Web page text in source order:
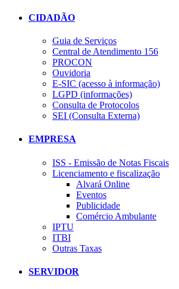
CIDADÃO
Guia de Serviços
Central de Atendimento 156
PROCON
Ouvidoria
E-SIC (acesso à informação)
LGPD (informações)
Consulta de Protocolos
SEI (Consulta Externa)
EMPRESA
ISS - Emissão de Notas Fiscais
Licenciamento e fiscalização
Alvará Online
Eventos
Publicidade
Comércio Ambulante
IPTU
ITBI
Outras Taxas
SERVIDOR